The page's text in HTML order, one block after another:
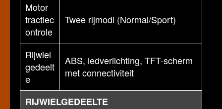
Motor
tractiec
ontrole
Twee rijmodi (Normal/Sport)
Rijwiel
gedeelt
e
ABS, ledverlichting, TFT-scherm
met connectiviteit
RIJWIELGEDEELTE